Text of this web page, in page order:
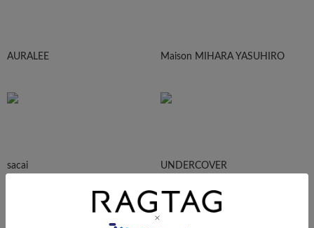
AURALEE Maison MIHARA YASUHIRO
sacai UNDERCOVER